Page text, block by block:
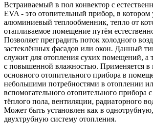
Встраиваемый в пол конвектор с
EVA - это отопительный прибор, в котором
алюминиевый теплообменник, тепло от
отапливаемое помещение путём
Позволяет преградить поток холодного
застеклённых фасадов или окон. Данный
служит для отопления сухих помещений, а
с повышенной влажностью. Применяется в
основного отопительного прибора в
небольшими потребностями в отоплении
вспомогательного отопительного прибора
тёплого пола, вентиляции, радиаторного
Может быть установлен как в
двухтрубную систему отопления.